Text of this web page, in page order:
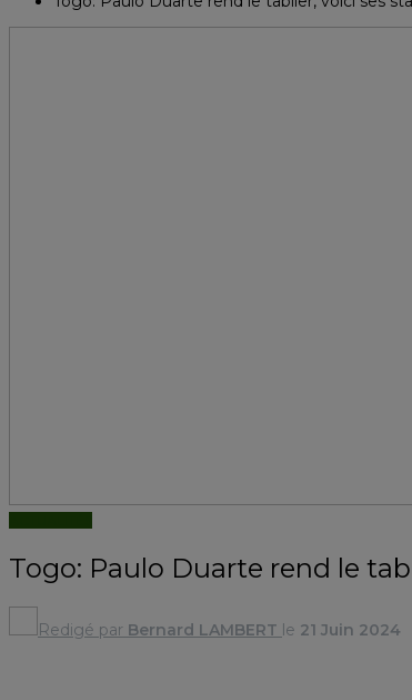
Togo: Paulo Duarte rend le
Redigé par Bernard LAMBERT le 21 Juin 2024